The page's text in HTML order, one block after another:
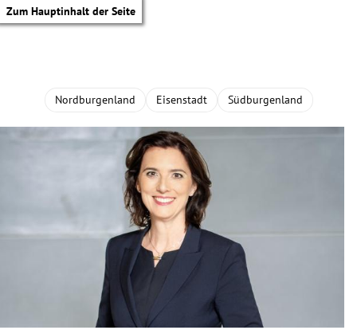
Zum Hauptinhalt der Seite
Nordburgenland Eisenstadt Südburgenland